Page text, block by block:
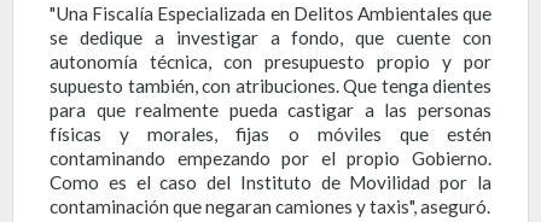
"Una Fiscalía Especializada en Delitos Ambientales que
se dedique a investigar a fondo, que cuente con
autonomía técnica, con presupuesto propio y por
supuesto también, con atribuciones. Que tenga dientes
para que realmente pueda castigar a las personas
físicas y morales, fijas o móviles que estén
contaminando empezando por el propio Gobierno.
Como es el caso del Instituto de Movilidad por la
contaminación que negaran camiones y taxis", aseguró.